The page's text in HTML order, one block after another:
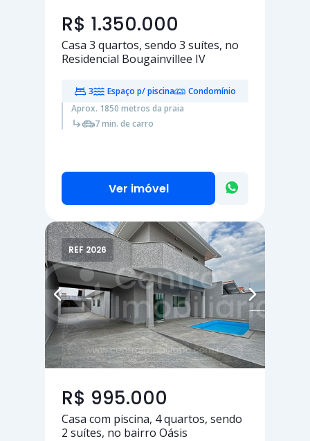
R$ 1.350.000
Casa 3 quartos, sendo 3 suítes, no
Residencial Bougainvillee IV
3 Espaço p/ piscina
Condomínio
Aprox. 1850 metros da praia
7 min. de carro
Ver imóvel
REF 2026
R$ 995.000
Casa com piscina, 4 quartos, sendo
2 suítes, no bairro Oásis